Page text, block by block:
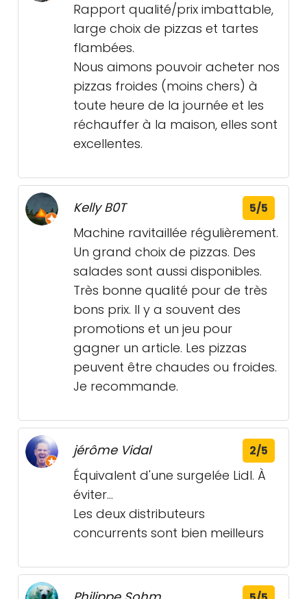
Rapport qualité/prix imbattable,
large choix de pizzas et tartes
flambées.
Nous aimons pouvoir acheter nos
pizzas froides (moins chers) à
toute heure de la journée et les
réchauffer à la maison, elles sont
excellentes.
Kelly B0T 5/5
Machine ravitaillée régulièrement.
Un grand choix de pizzas. Des
salades sont aussi disponibles.
Très bonne qualité pour de très
bons prix. Il y a souvent des
promotions et un jeu pour
gagner un article. Les pizzas
peuvent être chaudes ou froides.
Je recommande.
jérôme Vidal 2/5
Équivalent d'une surgelée Lidl. À
éviter...
Les deux distributeurs
concurrents sont bien meilleurs